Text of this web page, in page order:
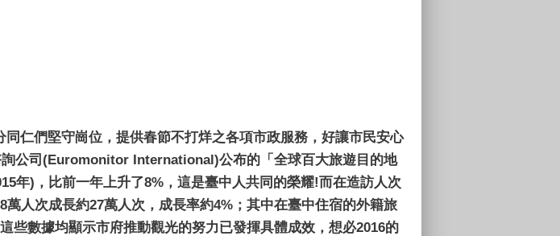
仁們堅守崗位，提供春節不打烊之各項市政服務，好讓市民安心
公司(Euromonitor International)公布的「全球百大旅遊目的地
年)，比前一年上升了8%，這是臺中人共同的榮耀!而在造訪人次
人次成長約27萬人次，成長率約4%；其中在臺中住宿的外籍旅
些數據均顯示市府推動觀光的努力已發揮具體成效，想必2016的